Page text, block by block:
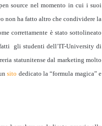
source nel momento in cui i suoi
non ha fatto altro che condividere la
correttamente è stato sottolineato
gli studenti dell’IT-University di
statunitense dal marketing molto
sito dedicato la “formula magica” e